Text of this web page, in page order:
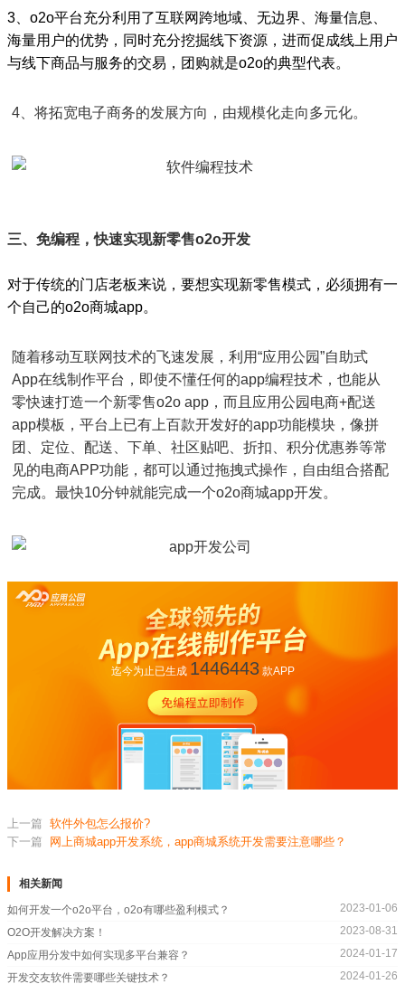
3、o2o平台充分利用了互联网跨地域、无边界、海量信息、
海量用户的优势，同时充分挖掘线下资源，进而促成线上用户
与线下商品与服务的交易，团购就是o2o的典型代表。
4、将拓宽电子商务的发展方向，由规模化走向多元化。
三、免编程，快速实现新零售o2o开发
对于传统的门店老板来说，要想实现新零售模式，必须拥有一
个自己的o2o商城app。
随着移动互联网技术的飞速发展，利用“应用公园”自助式
App在线制作平台，即使不懂任何的app编程技术，也能从
零快速打造一个新零售o2o app，而且应用公园电商+配送
app模板，平台上已有上百款开发好的app功能模块，像拼
团、定位、配送、下单、社区贴吧、折扣、积分优惠券等常
见的电商APP功能，都可以通过拖拽式操作，自由组合搭配
完成。最快10分钟就能完成一个o2o商城app开发。
迄今为止已生成 1446443款APP
上一篇 软件外包怎么报价?
下一篇
网上商城app开发系统，app商城系统开发需要注意哪些？
相关新闻
如何开发一个o2o平台，o2o有哪些盈利模式？
2023-01-06
O2O开发解决方案！
2023-08-31
App应用分发中如何实现多平台兼容？
2024-01-17
开发交友软件需要哪些关键技术？
2024-01-26